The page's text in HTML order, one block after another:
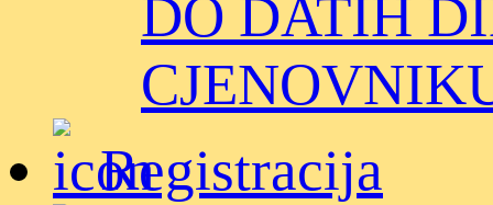
DO DATIH
Registracija